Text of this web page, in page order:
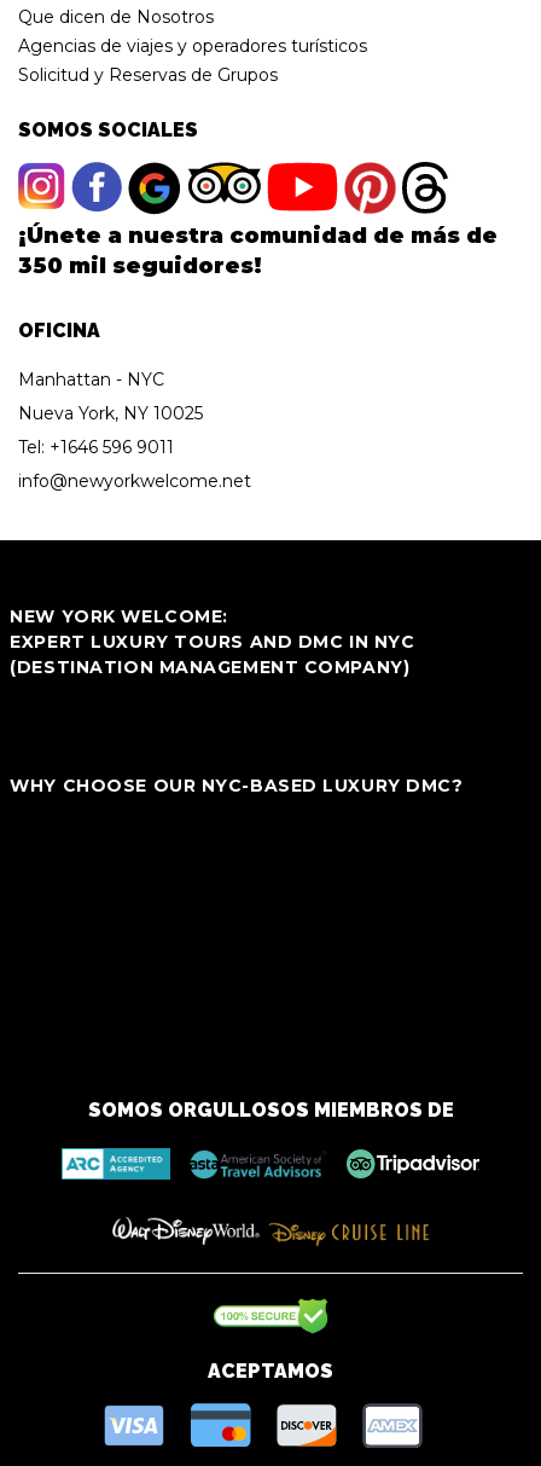
Que dicen de Nosotros
Agencias de viajes y operadores turísticos
Solicitud y Reservas de Grupos
SOMOS SOCIALES
¡Únete a nuestra comunidad de más de
350 mil seguidores!
OFICINA
Manhattan - NYC
Nueva York, NY 10025
Tel: +1646 596 9011
info@newyorkwelcome.net
NEW YORK WELCOME:
EXPERT LUXURY TOURS AND DMC IN NYC
(DESTINATION MANAGEMENT COMPANY)
WHY CHOOSE OUR NYC-BASED LUXURY DMC?
SOMOS ORGULLOSOS MIEMBROS DE
ACEPTAMOS